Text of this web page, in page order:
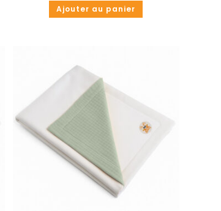
Ajouter au panier